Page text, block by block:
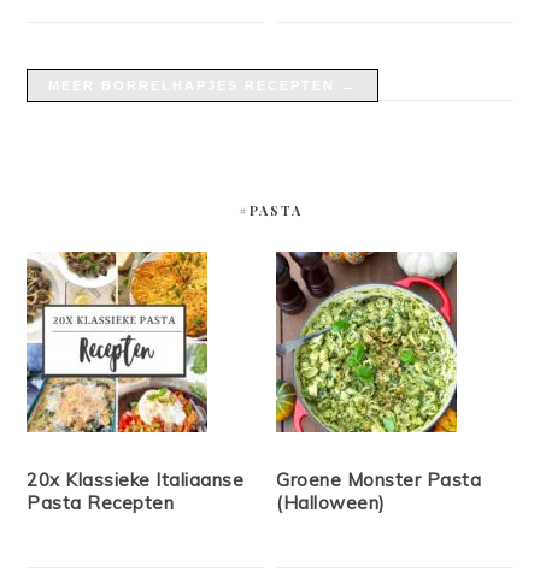
#PASTA
20x Klassieke Italiaanse
Pasta Recepten
Groene Monster Pasta
(Halloween)